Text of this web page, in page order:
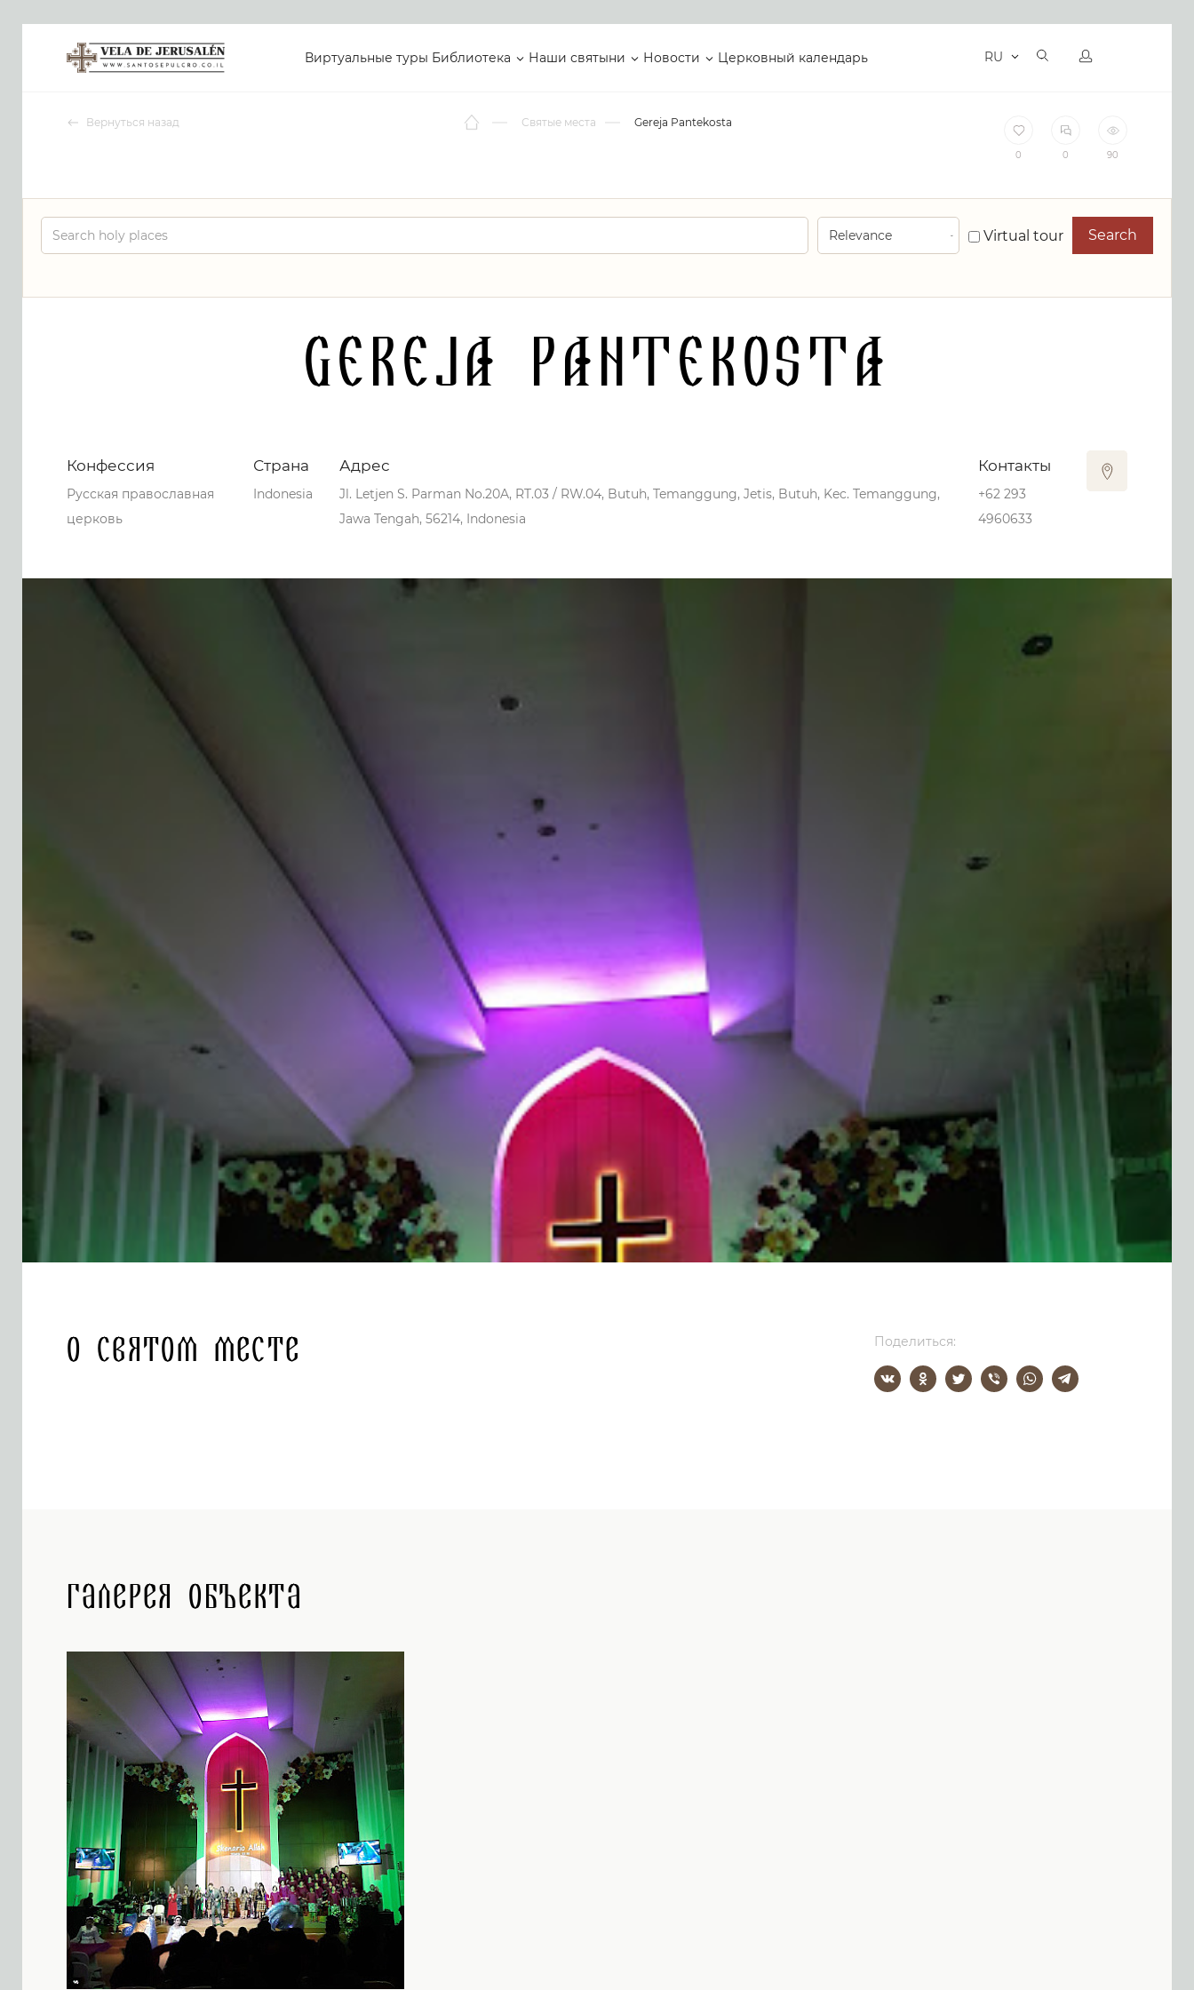
Виртуальные туры Библиотека Наши святыни Новости Церковный календарь RU
Вернуться назад Святые места Gereja Pantekosta
0 0 90
Virtual tour Search
Gereja Pantekosta
Конфессия
Русская православная
церковь
Страна
Indonesia
Адрес
Jl. Letjen S. Parman No.20A, RT.03 / RW.04, Butuh, Temanggung, Jetis, Butuh, Kec. Temanggung,
Jawa Tengah, 56214, Indonesia
Контакты
+62 293
4960633
О святом месте Поделиться:
Галерея объекта